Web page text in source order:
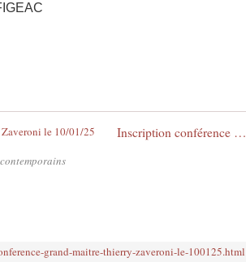
Inscription conférence Grand Maître Thierry Zaveroni le 10/01/25
grand-maitre-thierry-zaveroni-le-100125.html